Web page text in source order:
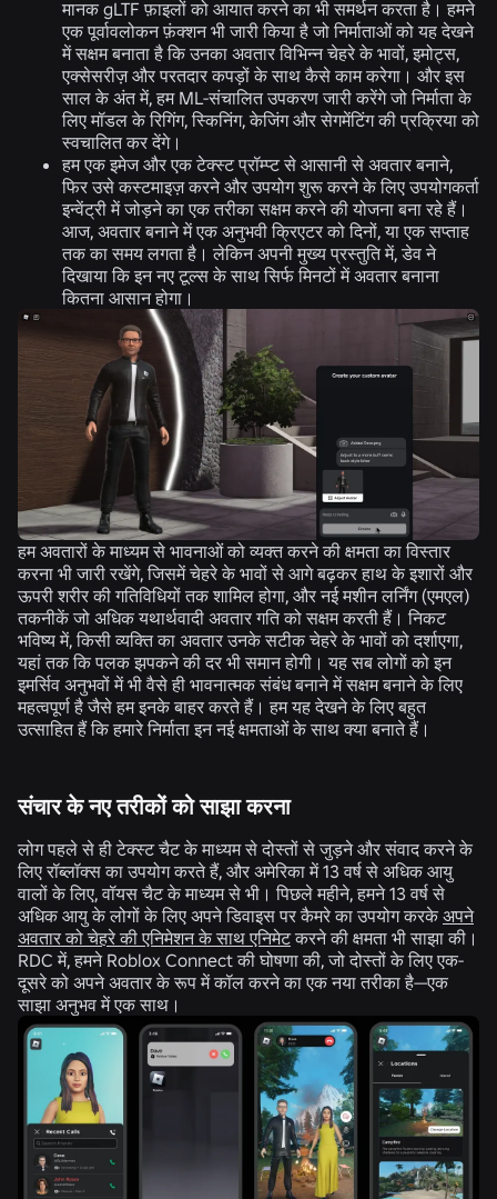
मानक gLTF फ़ाइलों को आयात करने का भी समर्थन करता है। हमने
एक पूर्वावलोकन फ़ंक्शन भी जारी किया है जो निर्माताओं को यह देखने
में सक्षम बनाता है कि उनका अवतार विभिन्न चेहरे के भावों, इमोट्स,
एक्सेसरीज़ और परतदार कपड़ों के साथ कैसे काम करेगा। और इस
साल के अंत में, हम ML-संचालित उपकरण जारी करेंगे जो निर्माता के
लिए मॉडल के रिगिंग, स्किनिंग, केजिंग और सेगमेंटिंग की प्रक्रिया को
स्वचालित कर देंगे।
हम एक इमेज और एक टेक्स्ट प्रॉम्प्ट से आसानी से अवतार बनाने,
फिर उसे कस्टमाइज़ करने और उपयोग शुरू करने के लिए उपयोगकर्ता
इन्वेंट्री में जोड़ने का एक तरीका सक्षम करने की योजना बना रहे हैं।
आज, अवतार बनाने में एक अनुभवी क्रिएटर को दिनों, या एक सप्ताह
तक का समय लगता है। लेकिन अपनी मुख्य प्रस्तुति में, डेव ने
दिखाया कि इन नए टूल्स के साथ सिर्फ मिनटों में अवतार बनाना
कितना आसान होगा।
हम अवतारों के माध्यम से भावनाओं को व्यक्त करने की क्षमता का विस्तार
करना भी जारी रखेंगे, जिसमें चेहरे के भावों से आगे बढ़कर हाथ के इशारों और
ऊपरी शरीर की गतिविधियों तक शामिल होगा, और नई मशीन लर्निंग (एमएल)
तकनीकें जो अधिक यथार्थवादी अवतार गति को सक्षम करती हैं। निकट
भविष्य में, किसी व्यक्ति का अवतार उनके सटीक चेहरे के भावों को दर्शाएगा,
यहां तक कि पलक झपकने की दर भी समान होगी। यह सब लोगों को इन
इमर्सिव अनुभवों में भी वैसे ही भावनात्मक संबंध बनाने में सक्षम बनाने के लिए
महत्वपूर्ण है जैसे हम इनके बाहर करते हैं। हम यह देखने के लिए बहुत
उत्साहित हैं कि हमारे निर्माता इन नई क्षमताओं के साथ क्या बनाते हैं।
संचार के नए तरीकों को साझा करना
लोग पहले से ही टेक्स्ट चैट के माध्यम से दोस्तों से जुड़ने और संवाद करने के
लिए रॉब्लॉक्स का उपयोग करते हैं, और अमेरिका में 13 वर्ष से अधिक आयु
वालों के लिए, वॉयस चैट के माध्यम से भी। पिछले महीने, हमने 13 वर्ष से
अधिक आयु के लोगों के लिए अपने डिवाइस पर कैमरे का उपयोग करके अपने
अवतार को चेहरे की एनिमेशन के साथ एनिमेटकरने की क्षमता भी साझा की।
RDC में, हमने Roblox Connect की घोषणा की, जो दोस्तों के लिए एक-
दूसरे को अपने अवतार के रूप में कॉल करने का एक नया तरीका है—एक
साझा अनुभव में एक साथ।